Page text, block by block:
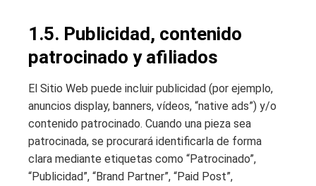
1.5. Publicidad, contenido
patrocinado y afiliados
El Sitio Web puede incluir publicidad (por ejemplo,
anuncios display, banners, vídeos, “native ads”) y/o
contenido patrocinado. Cuando una pieza sea
patrocinada, se procurará identificarla de forma
clara mediante etiquetas como “Patrocinado”,
“Publicidad”, “Brand Partner”, “Paid Post”,